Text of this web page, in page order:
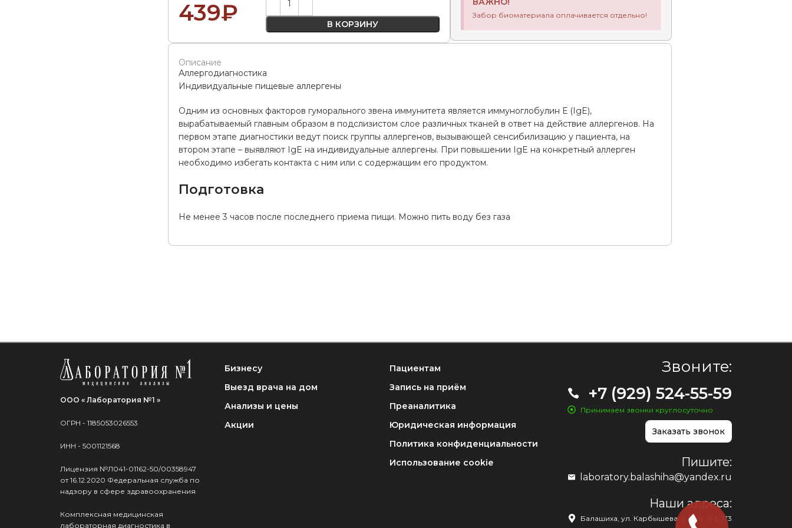
439₽ В КОРЗИНУ
Забор биоматериала оплачивается отдельно!
Описание
Аллергодиагностика
Индивидуальные пищевые аллергены
Одним из основных факторов гуморального звена иммунитета является иммуноглобулин Е (IgE),
вырабатываемый главным образом в подслизистом слое различных тканей в ответ на действие аллергенов. На
первом этапе диагностики ведут поиск группы аллергенов, вызывающей сенсибилизацию у пациента, на
втором этапе – выявляют IgE на индивидуальные аллергены. При повышении IgE на конкретный аллерген
необходимо избегать контакта с ним или с содержащим его продуктом.
Подготовка
Не менее 3 часов после последнего приема пищи. Можно пить воду без газа
ООО « Лаборатория №1 »
ОГРН - 1185053026553
ИНН - 5001121568
Лицензия №Л041-01162-50/00358947
от 16.12.2020 Федеральная служба по
надзору в сфере здравоохранения
Комплексная медицинская
лабораторная диагностика в
Бизнесу
Выезд врача на дом
Анализы и цены
Акции
Пациентам
Запись на приём
Преаналитика
Юридическая информация
Политика конфиденциальности
Использование cookie
Звоните:
+7 (929) 524-55-59
Принимаем звонки круглосуточно
Заказать звонок
Пишите:
laboratory.balashiha@yandex.ru
Наши адреса:
Балашиха, ул. Карбышева, д. 1, кв./оф.173